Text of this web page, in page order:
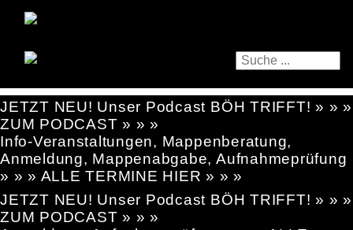
JETZT NEU! Unser Podcast BÖH TRIFFT! » » »
ZUM PODCAST » » »
Info-Veranstaltungen, Mappenberatung,
Anmeldung, Mappenabgabe, Aufnahmeprüfung
» » » ALLE TERMINE HIER » » »
JETZT NEU! Unser Podcast BÖH TRIFFT! » » »
ZUM PODCAST » » »